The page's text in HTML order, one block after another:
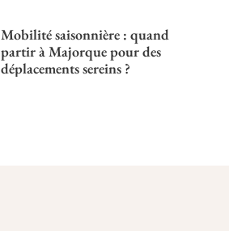
Mobilité saisonnière : quand
partir à Majorque pour des
déplacements sereins ?